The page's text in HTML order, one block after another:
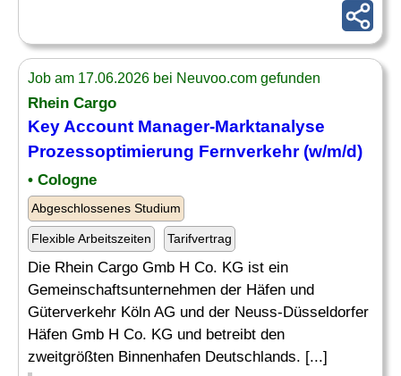
Job am 17.06.2026 bei Neuvoo.com gefunden
Rhein Cargo
Key Account Manager-Marktanalyse
Prozessoptimierung Fernverkehr (w/m/d)
• Cologne
Abgeschlossenes Studium
Flexible Arbeitszeiten Tarifvertrag
Die Rhein Cargo Gmb H Co. KG ist ein
Gemeinschaftsunternehmen der Häfen und
Güterverkehr Köln AG und der Neuss-Düsseldorfer
Häfen Gmb H Co. KG und betreibt den
zweitgrößten Binnenhafen Deutschlands. [...]